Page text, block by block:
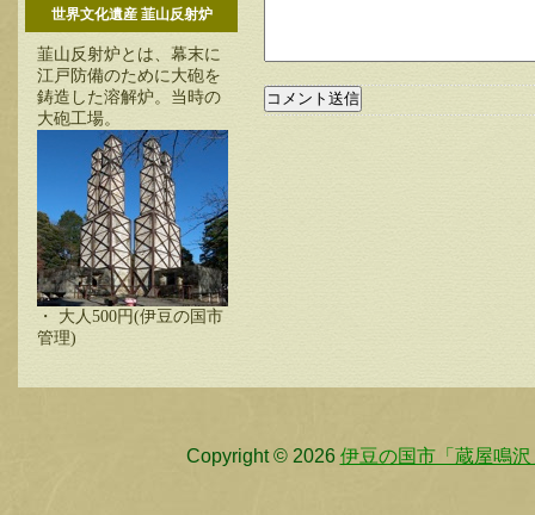
世界文化遺産 韮山反射炉
韮山反射炉とは、幕末に
江戸防備のために大砲を
鋳造した溶解炉。当時の
大砲工場。
・ 大人500円(伊豆の国市
管理)
Copyright © 2026 伊豆の国市「蔵屋鳴